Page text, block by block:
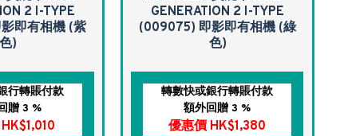
2 I-TYPE
即有相機 (紫
色)
行轉賬付款
贈 3 %
GENERATION 2 I-TYPE
(009075) 即影即有相機 (綠
色)
轉數快或銀行轉賬付款
額外回贈 3 %
優惠價 HK$1,380